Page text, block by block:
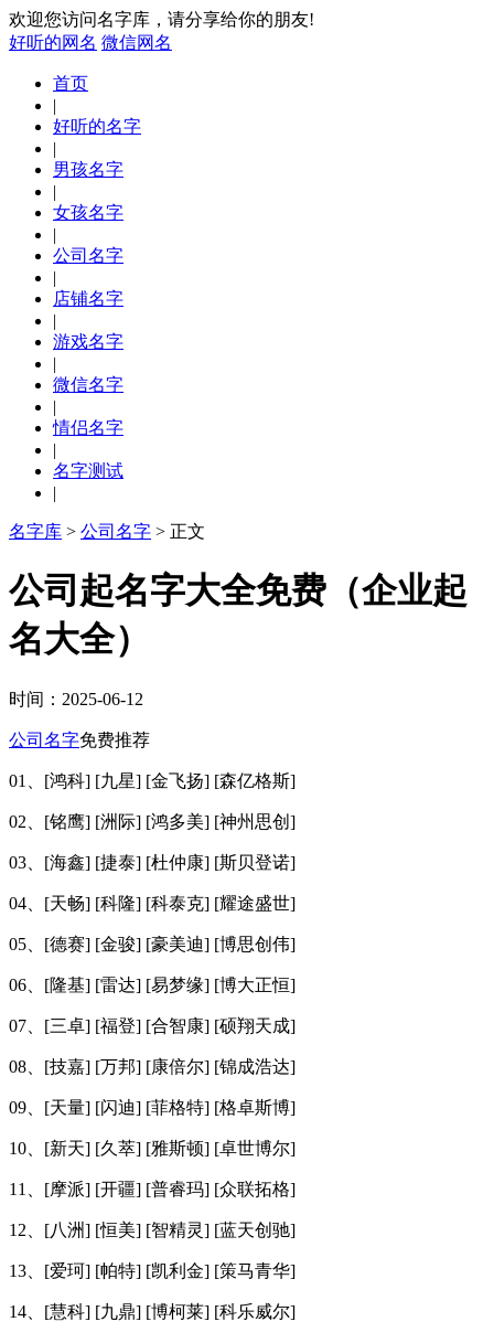
欢迎您访问名字库，请分享给你的朋友!
好听的网名 微信网名
首页
|
好听的名字
|
男孩名字
|
女孩名字
|
公司名字
|
店铺名字
|
游戏名字
|
微信名字
|
情侣名字
|
名字测试
|
名字库 > 公司名字 > 正文
公司起名字大全免费（企业起
名大全）
时间：2025-06-12
公司名字免费推荐
01、[鸿科] [九星] [金飞扬] [森亿格斯]
02、[铭鹰] [洲际] [鸿多美] [神州思创]
03、[海鑫] [捷泰] [杜仲康] [斯贝登诺]
04、[天畅] [科隆] [科泰克] [耀途盛世]
05、[德赛] [金骏] [豪美迪] [博思创伟]
06、[隆基] [雷达] [易梦缘] [博大正恒]
07、[三卓] [福登] [合智康] [硕翔天成]
08、[技嘉] [万邦] [康倍尔] [锦成浩达]
09、[天量] [闪迪] [菲格特] [格卓斯博]
10、[新天] [久萃] [雅斯顿] [卓世博尔]
11、[摩派] [开疆] [普睿玛] [众联拓格]
12、[八洲] [恒美] [智精灵] [蓝天创驰]
13、[爱珂] [帕特] [凯利金] [策马青华]
14、[慧科] [九鼎] [博柯莱] [科乐威尔]